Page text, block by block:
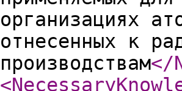
организациях
отнесенных к
производствам</